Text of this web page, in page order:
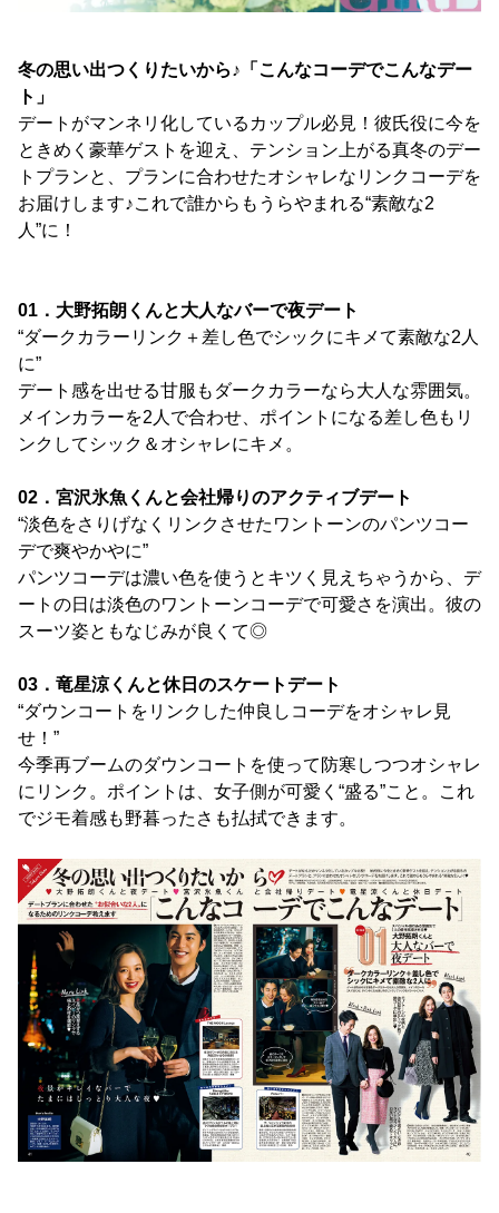
冬の思い出つくりたいから♪「こんなコーデでこんなデー
ト」
デートがマンネリ化しているカップル必見！彼氏役に今を
ときめく豪華ゲストを迎え、テンション上がる真冬のデー
トプランと、プランに合わせたオシャレなリンクコーデを
お届けします♪これで誰からもうらやまれる“素敵な2
人”に！
01．大野拓朗くんと大人なバーで夜デート
“ダークカラーリンク＋差し色でシックにキメて素敵な2人
に”
デート感を出せる甘服もダークカラーなら大人な雰囲気。
メインカラーを2人で合わせ、ポイントになる差し色もリ
ンクしてシック＆オシャレにキメ。
02．宮沢氷魚くんと会社帰りのアクティブデート
“淡色をさりげなくリンクさせたワントーンのパンツコー
デで爽やかやに”
パンツコーデは濃い色を使うとキツく見えちゃうから、デ
ートの日は淡色のワントーンコーデで可愛さを演出。彼の
スーツ姿ともなじみが良くて◎
03．竜星涼くんと休日のスケートデート
“ダウンコートをリンクした仲良しコーデをオシャレ見
せ！”
今季再ブームのダウンコートを使って防寒しつつオシャレ
にリンク。ポイントは、女子側が可愛く“盛る”こと。これ
でジモ着感も野暮ったさも払拭できます。